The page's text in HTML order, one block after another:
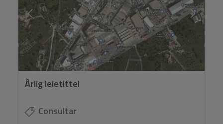
Årlig leietittel
Consultar